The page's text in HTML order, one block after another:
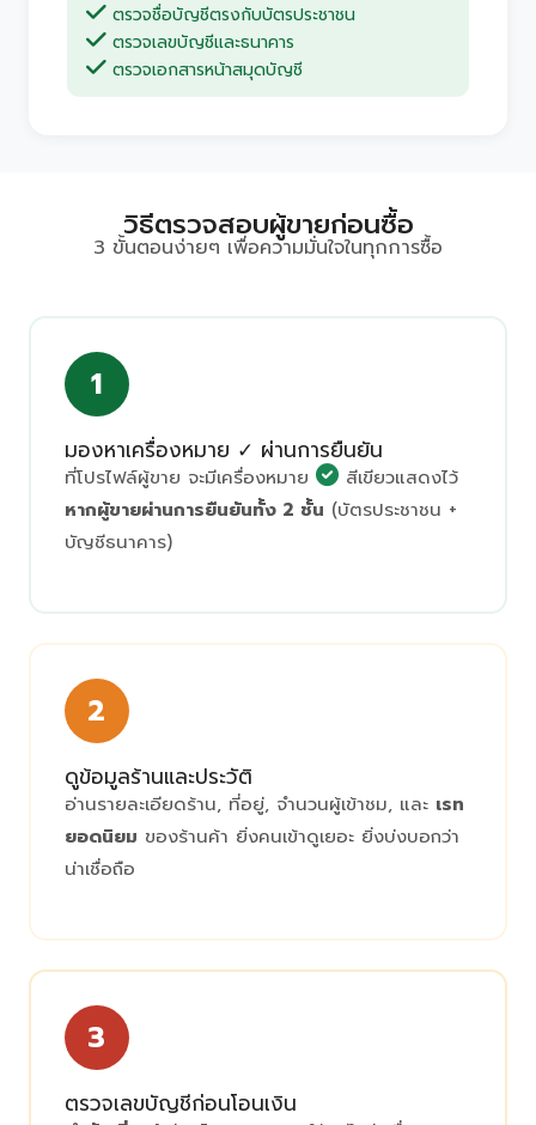
ตรวจชื่อบัญชีตรงกับบัตรประชาชน
ตรวจเลขบัญชีและธนาคาร
ตรวจเอกสารหน้าสมุดบัญชี
วิธีตรวจสอบผู้ขายก่อนซื้อ
3 ขั้นตอนง่ายๆ เพื่อความมั่นใจในทุกการซื้อ
1
มองหาเครื่องหมาย ✓ ผ่านการยืนยัน
ที่โปรไฟล์ผู้ขาย จะมีเครื่องหมาย
สีเขียวแสดงไว้
หากผู้ขายผ่านการยืนยันทั้ง 2 ชั้น (บัตรประชาชน +
บัญชีธนาคาร)
2
ดูข้อมูลร้านและประวัติ
อ่านรายละเอียดร้าน, ที่อยู่, จำนวนผู้เข้าชม, และ เรท
ยอดนิยม ของร้านค้า ยิ่งคนเข้าดูเยอะ ยิ่งบ่งบอกว่า
น่าเชื่อถือ
3
ตรวจเลขบัญชีก่อนโอนเงิน